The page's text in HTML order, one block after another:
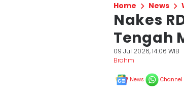
Home News
Nakes
Tengah
09 Jul 2026, 14:06 WIB
Brahm
News Channel